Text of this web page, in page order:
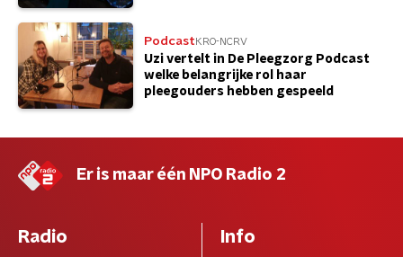
Podcast KRO-NCRV
Uzi vertelt in De Pleegzorg Podcast
welke belangrijke rol haar
pleegouders hebben gespeeld
Er is maar één NPO Radio 2
Radio Info